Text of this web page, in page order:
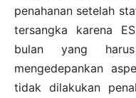
penahanan setelah
tersangka karena
bulan yang
mengedepankan
tidak dilakukan